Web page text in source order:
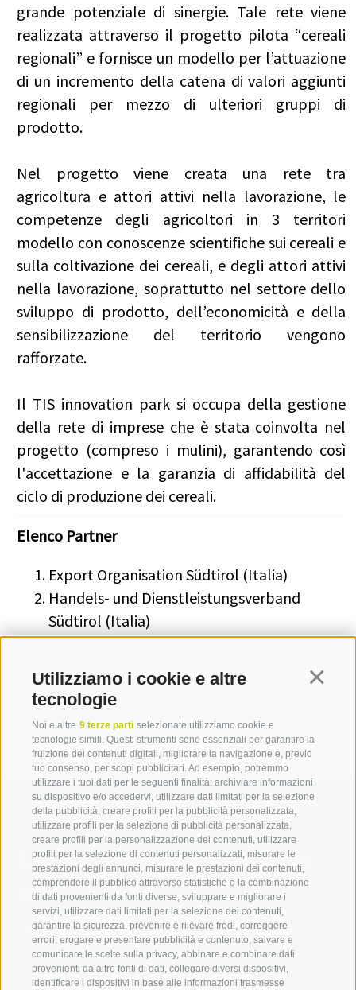
Utilizziamo i cookie e altre
tecnologie
Noi e altre 9 terze parti selezionate utilizziamo cookie e
tecnologie simili. Questi strumenti sono essenziali per garantire la
fruizione dei contenuti digitali, migliorare la navigazione e, previo
tuo consenso, per scopi pubblicitari. Ad esempio, potremmo
utilizzare i tuoi dati per le seguenti finalità: archiviare informazioni
su dispositivo e/o accedervi, utilizzare dati limitati per la selezione
della pubblicità, creare profili per la pubblicità personalizzata,
utilizzare profili per la selezione di pubblicità personalizzata,
creare profili per la personalizzazione dei contenuti, utilizzare
profili per la selezione di contenuti personalizzati, misurare le
prestazioni degli annunci, misurare le prestazioni dei contenuti,
comprendere il pubblico attraverso statistiche o la combinazione
di dati provenienti da fonti diverse, sviluppare e migliorare i
servizi, utilizzare dati limitati per la selezione dei contenuti,
garantire la sicurezza, prevenire e rilevare frodi, correggere
errori, erogare e presentare pubblicità e contenuto, salvare e
comunicare le scelte sulla privacy, abbinare e combinare dati
provenienti da altre fonti di dati, collegare diversi dispositivi,
identificare i dispositivi in base alle informazioni trasmesse
grande potenziale di sinergie. Tale rete viene
realizzata attraverso il progetto pilota “cereali
regionali” e fornisce un modello per l’attuazione
di un incremento della catena di valori aggiunti
regionali per mezzo di ulteriori gruppi di
prodotto.
Nel progetto viene creata una rete tra
agricoltura e attori attivi nella lavorazione, le
competenze degli agricoltori in 3 territori
modello con conoscenze scientifiche sui cereali e
sulla coltivazione dei cereali, e degli attori attivi
nella lavorazione, soprattutto nel settore dello
sviluppo di prodotto, dell’economicità e della
sensibilizzazione del territorio vengono
rafforzate.
Il TIS innovation park si occupa della gestione
della rete di imprese che è stata coinvolta nel
progetto (compreso i mulini), garantendo così
l'accettazione e la garanzia di affidabilità del
ciclo di produzione dei cereali.
Elenco Partner
Export Organisation Südtirol (Italia)
Handels- und Dienstleistungsverband
Südtirol (Italia)
Land- und Forstwirtschaftliches
Versuchszentrum Laimburg (Italia)
Südtiroler Bauernbund (Italia)
Mettetevi in contatto con
noi
IDM Südtirol - Alto Adige
+39 0471 094 000
info[at]idm-suedtirol.com